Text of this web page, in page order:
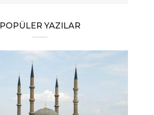
POPÜLER YAZILAR